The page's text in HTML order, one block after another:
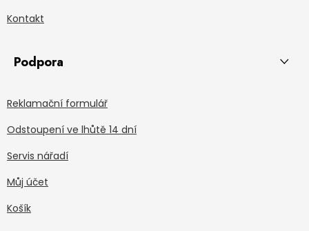
Kontakt
Podpora
Reklamační formulář
Odstoupení ve lhůtě 14 dní
Servis nářadí
Můj účet
Košík